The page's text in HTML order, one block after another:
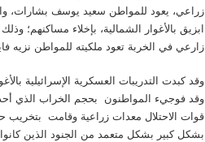
زراعي، يعود للمواطن سعيد يوسف بشارات،
ابزيق بالأغوار الشمالية، بإخلاء مساكنهم؛
زارعي في الخربة تعود ملكيته للمواطن نزيه
وقد كبدت التدريبات العسكرية الإسرائيلية
وقد فوجيء المواطنون بحجم الخراب الذي
قوات الاحتلال معدات زراعية وقامت بتخريب
بشكل كبير بشكل متعمد من الجنود الذين